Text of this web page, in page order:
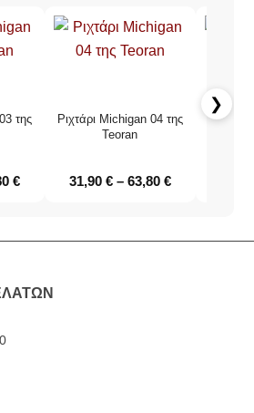
της
€
Ριχτάρι Michigan 04 της
Teoran
31,90 € – 63,80 €
Σενίλ
❯